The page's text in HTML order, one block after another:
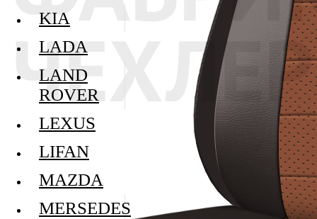
KIA
LADA
LAND
ROVER
LEXUS
LIFAN
MAZDA
MERSEDES